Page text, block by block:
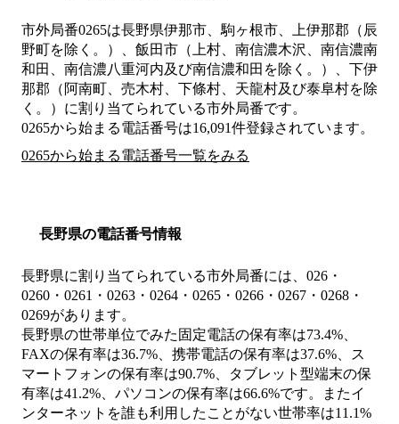
市外局番0265は長野県伊那市、駒ヶ根市、上伊那郡（辰
野町を除く。）、飯田市（上村、南信濃木沢、南信濃南
和田、南信濃八重河内及び南信濃和田を除く。）、下伊
那郡（阿南町、売木村、下條村、天龍村及び泰阜村を除
く。） に割り当てられている市外局番です。
0265から始まる電話番号は16,091件登録されています。
0265から始まる電話番号一覧をみる
長野県の電話番号情報
長野県に割り当てられている市外局番には、026・
0260・0261・0263・0264・0265・0266・0267・0268・
0269があります。
長野県の世帯単位でみた固定電話の保有率は73.4%、
FAXの保有率は36.7%、携帯電話の保有率は37.6%、ス
マートフォンの保有率は90.7%、タブレット型端末の保
有率は41.2%、パソコンの保有率は66.6%です。またイ
ンターネットを誰も利用したことがない世帯率は11.1%